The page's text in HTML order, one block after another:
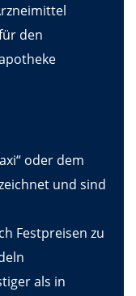
den
oder dem
und sind
Festpreisen zu
als in